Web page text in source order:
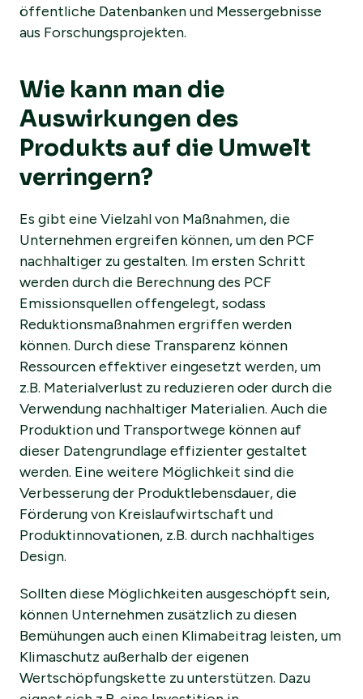
öffentliche Datenbanken und Messergebnisse
aus Forschungsprojekten.
Wie kann man die
Auswirkungen des
Produkts auf die Umwelt
verringern?
Es gibt eine Vielzahl von Maßnahmen, die
Unternehmen ergreifen können, um den PCF
nachhaltiger zu gestalten. Im ersten Schritt
werden durch die Berechnung des PCF
Emissionsquellen offengelegt, sodass
Reduktionsmaßnahmen ergriffen werden
können. Durch diese Transparenz können
Ressourcen effektiver eingesetzt werden, um
z.B. Materialverlust zu reduzieren oder durch die
Verwendung nachhaltiger Materialien. Auch die
Produktion und Transportwege können auf
dieser Datengrundlage effizienter gestaltet
werden. Eine weitere Möglichkeit sind die
Verbesserung der Produktlebensdauer, die
Förderung von Kreislaufwirtschaft und
Produktinnovationen, z.B. durch nachhaltiges
Design.
Sollten diese Möglichkeiten ausgeschöpft sein,
können Unternehmen zusätzlich zu diesen
Bemühungen auch einen Klimabeitrag leisten, um
Klimaschutz außerhalb der eigenen
Wertschöpfungskette zu unterstützen. Dazu